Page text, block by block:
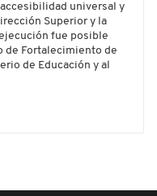
universal y
Superior y la
fue posible
de Fortalecimiento de
de Educación y al